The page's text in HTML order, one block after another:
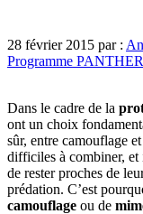
28 février 2015 par :
Programme
Dans le cadre de la
ont un choix
sûr, entre camouflage
difficiles à combiner,
de rester proches de
prédation. C’est
camouflage ou de